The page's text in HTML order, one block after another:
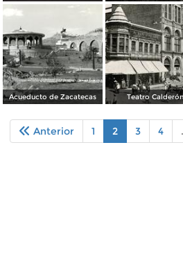
Acueducto de Zacatecas Teatro Calderón
Anterior 1 2 3 4